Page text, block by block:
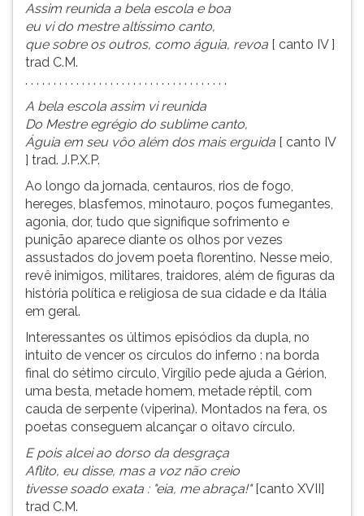
Assim reunida a bela escola e boa
eu vi do mestre altíssimo canto,
que sobre os outros, como águia, revoa [ canto IV ]
trad C.M.
. . . . . . . . . . . . . . . . . . . . . . . . . . . . . . . . . . . .
A bela escola assim vi reunida
Do Mestre egrégio do sublime canto,
Águia em seu vôo além dos mais erguida [ canto IV
] trad. J.P.X.P.
Ao longo da jornada, centauros, rios de fogo,
hereges, blasfemos, minotauro, poços fumegantes,
agonia, dor, tudo que signifique sofrimento e
punição aparece diante os olhos por vezes
assustados do jovem poeta florentino. Nesse meio,
revê inimigos, militares, traidores, além de figuras da
história política e religiosa de sua cidade e da Itália
em geral.
Interessantes os últimos episódios da dupla, no
intuito de vencer os círculos do inferno : na borda
final do sétimo círculo, Virgílio pede ajuda a Gérion,
uma besta, metade homem, metade réptil, com
cauda de serpente (viperina). Montados na fera, os
poetas conseguem alcançar o oitavo círculo.
E pois alcei ao dorso da desgraça
Aflito, eu disse, mas a voz não creio
tivesse soado exata : "eia, me abraça!"[canto XVII]
trad C.M.